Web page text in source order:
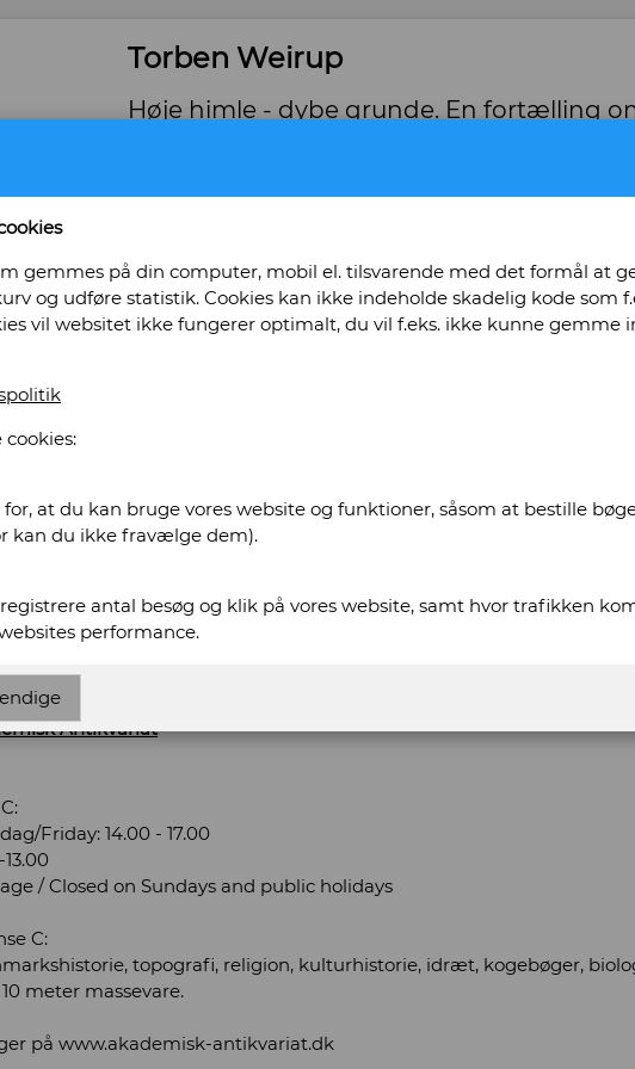
Torben Weirup
Høje himle - dybe grunde. En fortælling
Forlag: Thaning & Appel - Udgivet år: 2006 - Antal bind:
Pris: Kr. 100,00
Antikvariat
antikvariat.dk
antikvariat.dk
Antikvariat
Friday: 14.00 - 17.00
/ Closed on Sundays and public holidays
C:
topografi, religion, kulturhistorie, idræt, kogebøger,
meter massevare.
på www.akademisk-antikvariat.dk
gemmes på din computer, mobil el. tilsvarende med det formål at
og udføre statistik. Cookies kan ikke indeholde skadelig kode som
vil websitet ikke fungerer optimalt, du vil f.eks. ikke kunne gemme
for, at du kan bruge vores website og funktioner, såsom at bestille
kan du ikke fravælge dem).
antal besøg og klik på vores website, samt hvor trafikken
performance.